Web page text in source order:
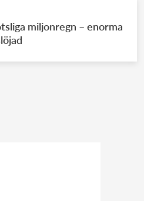
miljonregn – enorma